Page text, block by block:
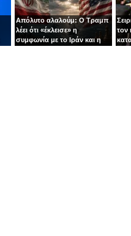
Απόλυτο αλαλούμ: Ο Τραμπ
λέει ότι «έκλεισε» η
συμφωνία με το Ιράν και η
τον